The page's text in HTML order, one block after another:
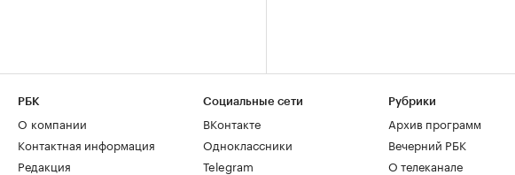
РБК
О компании
Контактная информация
Редакция
Социальные сети
ВКонтакте
Одноклассники
Telegram
Рубрики
Архив программ
Вечерний РБК
О телеканале